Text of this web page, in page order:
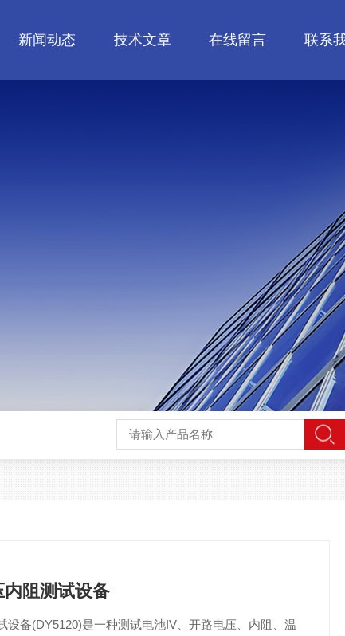
新闻动态 技术文章 在线留言 联系
阻测试设备
设备(DY5120)是一种测试电池IV、开路电压、内阻、温